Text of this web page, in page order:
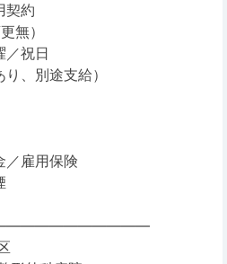
契約
無）
／祝日
、別途支給）
／雇用保険